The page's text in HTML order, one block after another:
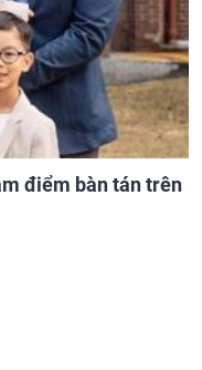
Huyền và giám